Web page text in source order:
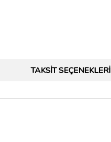
TAKSIT SEÇENEKLERI